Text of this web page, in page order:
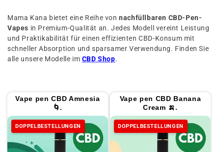
l
l
e
k
n
Mama Kana bietet eine Reihe vonnachfüllbaren CBD-Pen-
Vapes in Premium-Qualität an. Jedes Modell vereint Leistung
und Praktikabilität für einen effizienten CBD-Konsum mit
schneller Absorption und sparsamer Verwendung. Finden Sie
alle unsere Modelle im CBD Shop.
Vape pen CBD Amnesia
🌀.
DOPPELBESTELLUNGEN
Vape pen CBD Banana
Cream 🍌.
DOPPELBESTELLUNGEN